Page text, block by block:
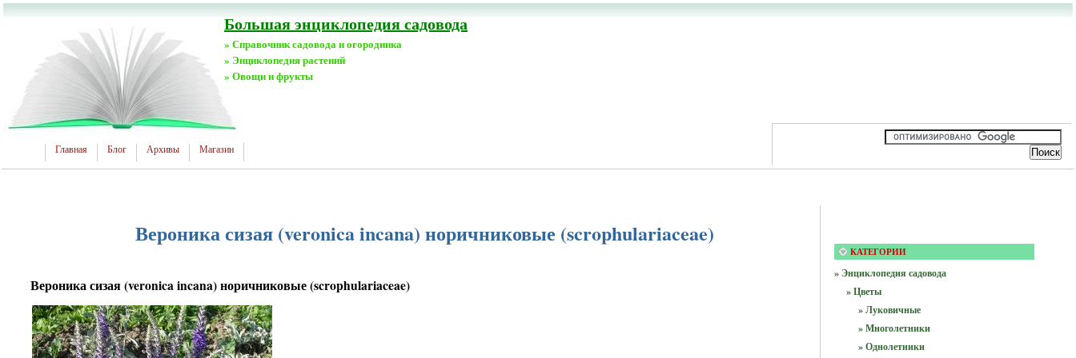
Большая энциклопедия садовода
» Справочник садовода и огородника
» Энциклопедия растений
» Овощи и фрукты
Главная Блог Архивы Магазин
Вероника сизая (veronica incana) норичниковые (scrophulariaceae)
Вероника сизая (veronica incana) норичниковые (scrophulariaceae)
КАТЕГОРИИ
» Энциклопедия садовода
» Цветы
» Луковичные
» Многолетники
» Однолетники